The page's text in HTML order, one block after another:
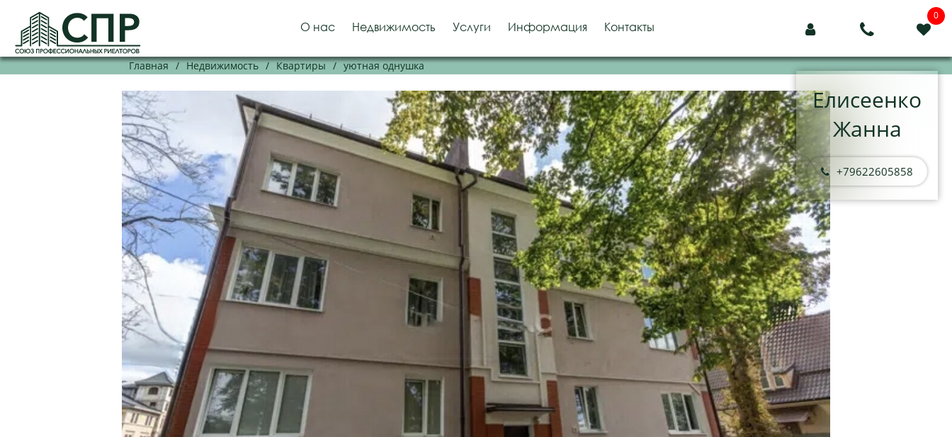
О нас Недвижимость Услуги Информация Контакты 
0


Главная / Недвижимость / Квартиры / уютная однушка
Елисеенко
Жанна
+79622605858